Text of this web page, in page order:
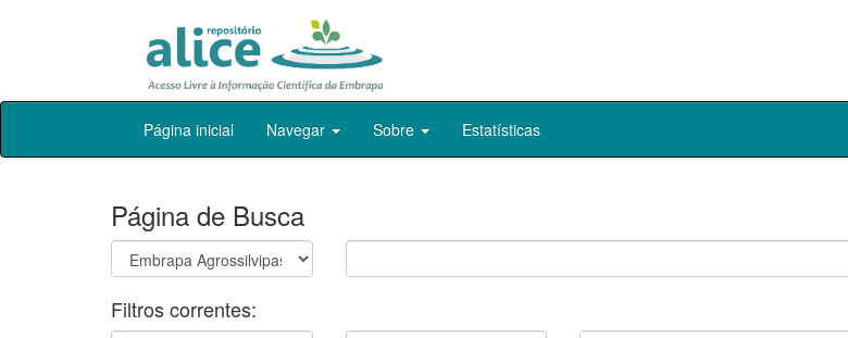
Skip
Página inicial Navegar Sobre Estatísticas
Página de Busca
Filtros correntes: